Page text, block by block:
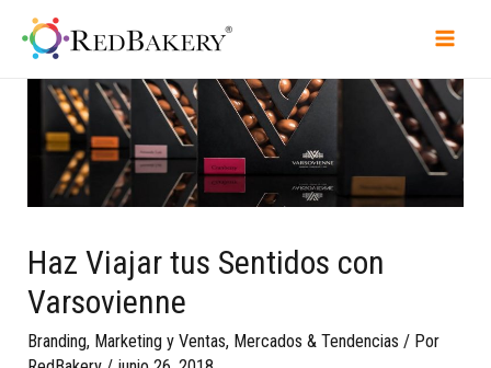
Haz Viajar tus Sentidos con
Varsovienne
Branding, Marketing y Ventas, Mercados & Tendencias / Por